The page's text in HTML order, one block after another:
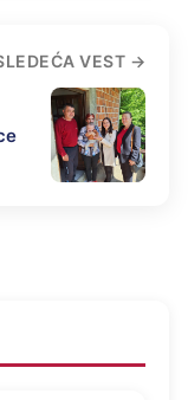
VEST